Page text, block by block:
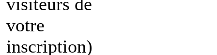
votre
inscription)